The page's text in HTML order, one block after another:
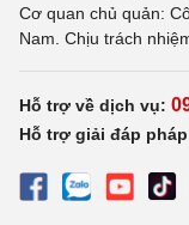
Cơ quan chủ quản:
Nam. Chịu trách
Hỗ trợ về dịch vụ:
Hỗ trợ giải đáp